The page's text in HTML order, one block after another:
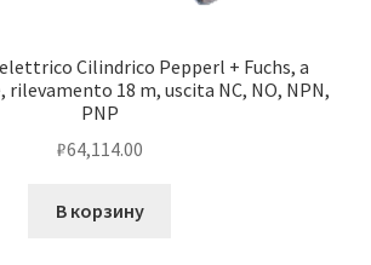
Cilindrico Pepperl + Fuchs, a
18 m, uscita NC, NO, NPN,
PNP
₽64,114.00
В корзину